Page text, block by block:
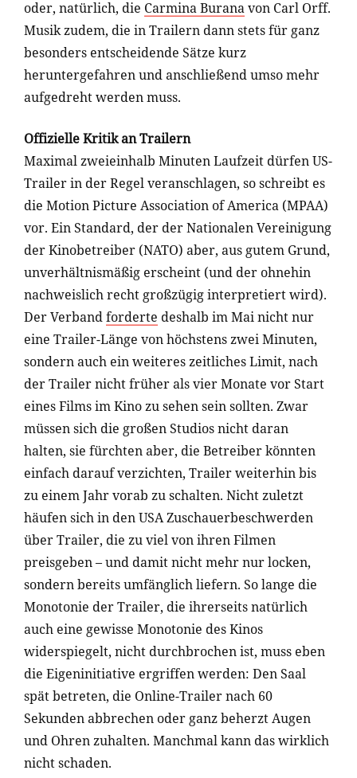
oder, natürlich, die Carmina Buranavon Carl Orff.
Musik zudem, die in Trailern dann stets für ganz
besonders entscheidende Sätze kurz
heruntergefahren und anschließend umso mehr
aufgedreht werden muss.
Offizielle Kritik an Trailern
Maximal zweieinhalb Minuten Laufzeit dürfen US-
Trailer in der Regel veranschlagen, so schreibt es
die Motion Picture Association of America (MPAA)
vor. Ein Standard, der der Nationalen Vereinigung
der Kinobetreiber (NATO) aber, aus gutem Grund,
unverhältnismäßig erscheint (und der ohnehin
nachweislich recht großzügig interpretiert wird).
Der Verbandforderte deshalb im Mai nicht nur
eine Trailer-Länge von höchstens zwei Minuten,
sondern auch ein weiteres zeitliches Limit, nach
der Trailer nicht früher als vier Monate vor Start
eines Films im Kino zu sehen sein sollten. Zwar
müssen sich die großen Studios nicht daran
halten, sie fürchten aber, die Betreiber könnten
einfach darauf verzichten, Trailer weiterhin bis
zu einem Jahr vorab zu schalten. Nicht zuletzt
häufen sich in den USA Zuschauerbeschwerden
über Trailer, die zu viel von ihren Filmen
preisgeben – und damit nicht mehr nur locken,
sondern bereits umfänglich liefern. So lange die
Monotonie der Trailer, die ihrerseits natürlich
auch eine gewisse Monotonie des Kinos
widerspiegelt, nicht durchbrochen ist, muss eben
die Eigeninitiative ergriffen werden: Den Saal
spät betreten, die Online-Trailer nach 60
Sekunden abbrechen oder ganz beherzt Augen
und Ohren zuhalten. Manchmal kann das wirklich
nicht schaden.